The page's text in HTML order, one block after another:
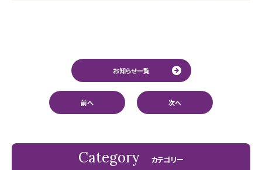
お知らせ一覧
前へ 次へ
Category カテゴリー